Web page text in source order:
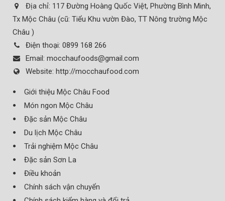
Địa chỉ: 117 Đường Hoàng Quốc Việt, Phường Bình Minh,
Tx Mộc Châu (cũ: Tiểu Khu vườn Đào, TT Nông trường Mộc
Châu )
Điện thoại: 0899 168 266
Email: mocchaufoods@gmail.com
Website: http://mocchaufood.com
Giới thiệu Mộc Châu Food
Món ngon Mộc Châu
Đặc sản Mộc Châu
Du lịch Mộc Châu
Trải nghiệm Mộc Châu
Đặc sản Sơn La
Điều khoản
Chính sách vận chuyển